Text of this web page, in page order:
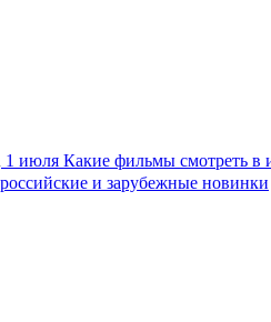
1 июля Какие фильмы смотреть в
российские и зарубежные новинки